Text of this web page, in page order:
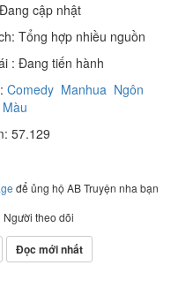
cập nhật
Tổng hợp nhiều nguồn
: Đang tiến hành
Comedy Manhua Ngôn
57.129
để ủng hộ AB Truyện nha bạn
Người theo dõi
Đọc mới nhất